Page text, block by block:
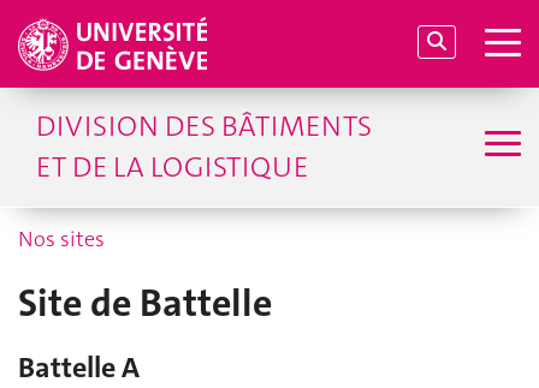
DIVISION DES BÂTIMENTS
ET DE LA LOGISTIQUE
Nos sites
Site de Battelle
Battelle A